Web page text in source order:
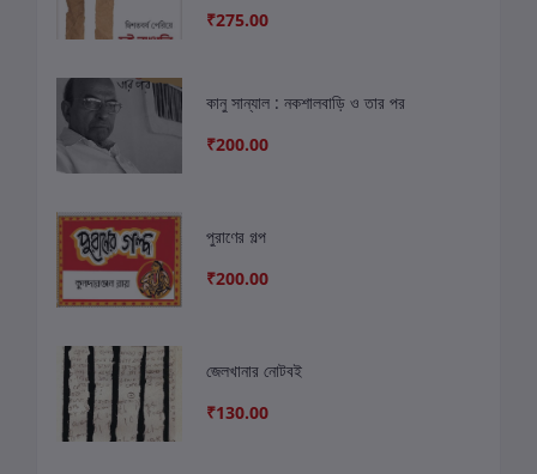
₹275.00
কানু সান্যাল : নকশালবাড়ি ও তার পর
₹200.00
পুরাণের গল্প
₹200.00
জেলখানার নোটবই
₹130.00